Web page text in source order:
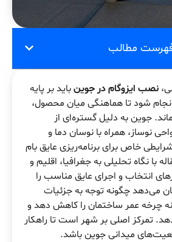
مطالب
نصب ایزوگام در جوینباید بر پایه
شود تا هماهنگی میان محصول،
جوین به دلیل گستره‌ای از
نوساز، همراه با نوسان دما و
خاص برای برنامه‌ریزی عایق بام
با نگاه تحلیلی به جغرافیا، اقلیم و
انتخاب و اجرای عایق مناسب را
می‌دهد چگونه توجه به جزئیات
چرخه عمر ساختمان را کاهش دهد و
تمرکز اصلی بر شهر است تا راهکار
میدانی جوین باشد.